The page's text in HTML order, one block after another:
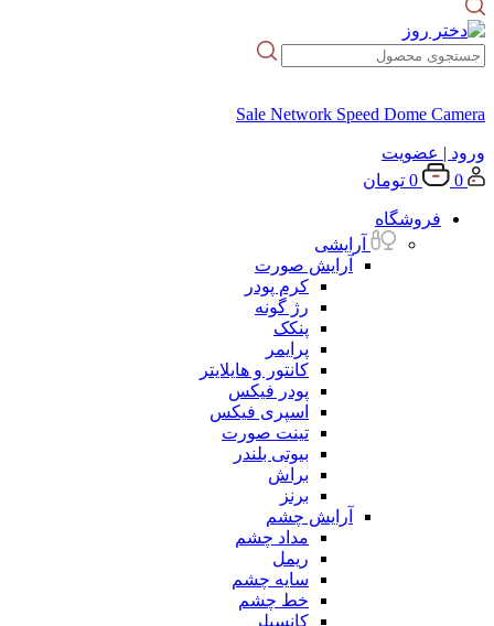
Sale Network Speed Dome Camera
ورود | عضویت
0
0 تومان
فروشگاه
آرایشی
آرایش صورت
کرم پودر
رژ گونه
پنکک
پرایمر
کانتور و هایلایتر
پودر فیکس
اسپری فیکس
تینت صورت
بیوتی بلندر
براش
برنز
آرایش چشم
مداد چشم
ریمل
سایه چشم
خط چشم
کانسیلر